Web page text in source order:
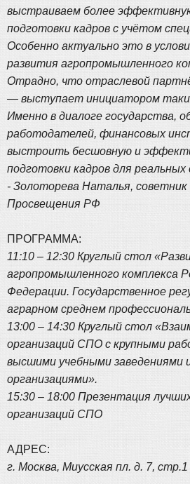
выстраиваем более
подготовки кадров с учётом
Особенно актуально это в
развития агропромышленного
Отрадно, что отраслевой
— выступает инициатором
Именно в диалоге государства,
работодателей, финансовых
выстроить бесшовную и
подготовки кадров для
- Золоторева Наталья,
Просвещения РФ
ПРОГРАММА:
11:10 – 12:30 Круглый стол
агропромышленного комплекса
Федерации. Государственное
аграрном среднем
13:00 – 14:30 Круглый стол
организаций СПО с крупными
высшими учебными
организациями».
15:30 – 18:00 Презентация
организаций СПО
АДРЕС:
г. Москва, Миусская пл. д. 7, стр.1